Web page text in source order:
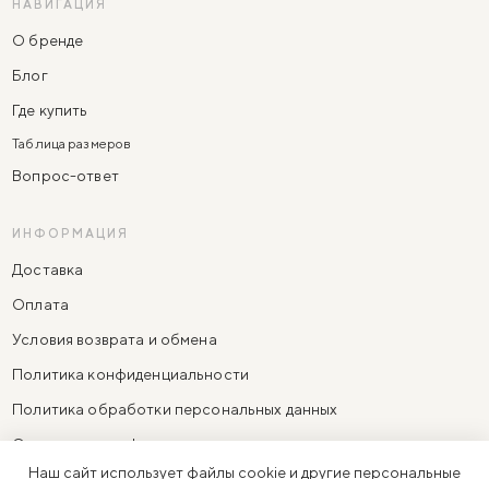
НАВИГАЦИЯ
О бренде
Блог
Где купить
Таблица размеров
Вопрос-ответ
ИНФОРМАЦИЯ
Доставка
Оплата
Условия возврата и обмена
Политика конфиденциальности
Политика обработки персональных данных
Согласие на информационно-рекламную рассылку
Наш сайт использует файлы cookie и другие персональные